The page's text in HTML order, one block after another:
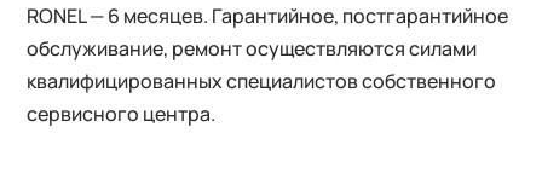
RONEL — 6 месяцев. Гарантийное, постгарантийное
обслуживание, ремонт осуществляются силами
квалифицированных специалистов собственного
сервисного центра.